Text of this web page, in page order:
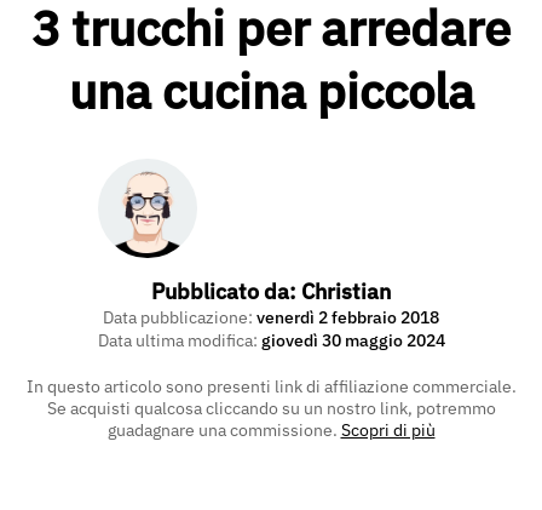
3 trucchi per arredare
una cucina piccola
Pubblicato da: Christian
Data pubblicazione: venerdì 2 febbraio 2018
Data ultima modifica: giovedì 30 maggio 2024
In questo articolo sono presenti link di affiliazione commerciale.
Se acquisti qualcosa cliccando su un nostro link, potremmo
guadagnare una commissione. Scopri di più